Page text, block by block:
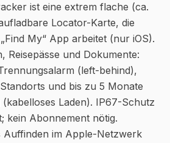
ist eine extrem flache (ca.
Locator-Karte, die
My“ App arbeitet (nur iOS).
Reisepässe und Dokumente:
(left-behind),
und bis zu 5 Monate
Laden). IP67-Schutz
kein Abonnement nötig.
Auffinden im Apple-Netzwerk